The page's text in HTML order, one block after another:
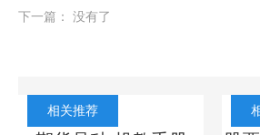
下一篇： 没有了
相关推荐